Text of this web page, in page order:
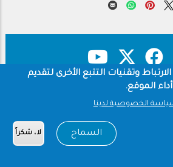
سياسة الخصوصية
وتقنيات التتبع الأخرى لتقديم
الموقع.
الخصوصية لدينا
السماح لا، شكراً